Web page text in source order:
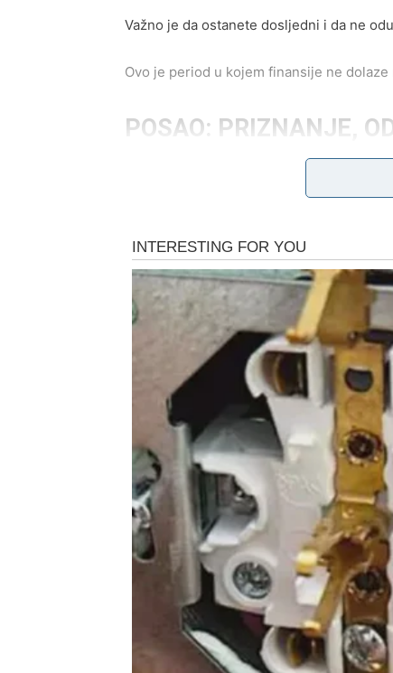
Važno je da ostanete dosljedni i da ne
Ovo je period u kojem finansije ne
POSAO: PRIZNANJE,
najzahtjevnije zadatke.
Moguće je da dobijete veću
Zvijezde vas ne stavljaju u haotične
Ovo je period u kojem se vaša